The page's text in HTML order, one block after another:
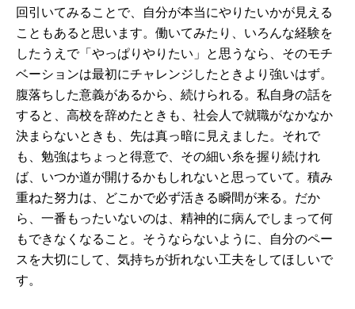
回引いてみることで、自分が本当にやりたいかが見える
こともあると思います。働いてみたり、いろんな経験を
したうえで「やっぱりやりたい」と思うなら、そのモチ
ベーションは最初にチャレンジしたときより強いはず。
腹落ちした意義があるから、続けられる。私自身の話を
すると、高校を辞めたときも、社会人で就職がなかなか
決まらないときも、先は真っ暗に見えました。それで
も、勉強はちょっと得意で、その細い糸を握り続けれ
ば、いつか道が開けるかもしれないと思っていて。積み
重ねた努力は、どこかで必ず活きる瞬間が来る。だか
ら、一番もったいないのは、精神的に病んでしまって何
もできなくなること。そうならないように、自分のペー
スを大切にして、気持ちが折れない工夫をしてほしいで
す。